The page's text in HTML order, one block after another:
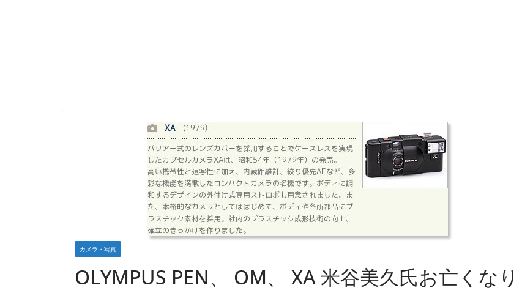
カメラ・写真
OLYMPUS PEN、 OM、 XA 米谷美久氏お亡くなり